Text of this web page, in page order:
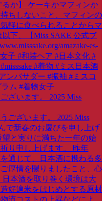
ざいます。 2025 Miss